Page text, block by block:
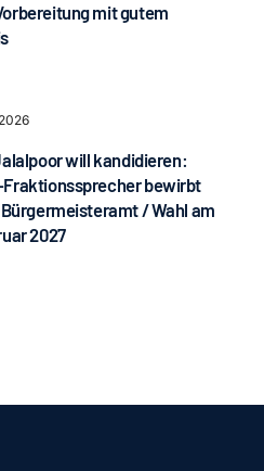
mit gutem
will kandidieren:
Fraktionssprecher bewirbt
/ Wahl am
2027